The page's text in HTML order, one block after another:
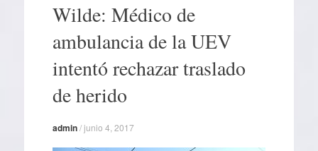
contenidoWilde: Médico de
ambulancia de la UEV
intentó rechazar traslado
de herido
admin/junio 4, 2017